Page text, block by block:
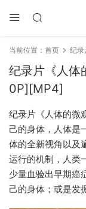
当前位置： 首页 纪录
纪录片《人体
0P][MP4]
纪录片《人体的微
己的身体，人体是
体的全新视角以及
运行的机制，人类
少量血验出早期癌
己的身体；或是发